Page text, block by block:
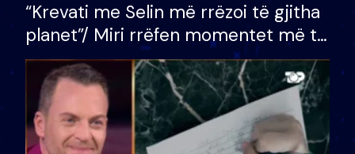
“Krevati me Selin më rrëzoi të gjitha
planet”/ Miri rrëfen momentet më të
bukura në shtëpinë e BB VIP: Do më
mungojë zilja e mëngjesit kur…